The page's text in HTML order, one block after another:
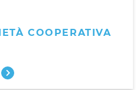
COOPERATIVA